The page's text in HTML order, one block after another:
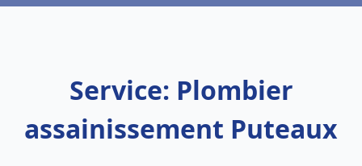
Service: Plombier
assainissement Puteaux